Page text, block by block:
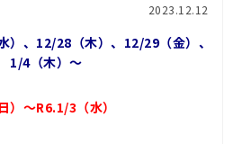
2023.12.12
）、12/28（木）、12/29（金）、
1/4（木）～
～R6.1/3（水）